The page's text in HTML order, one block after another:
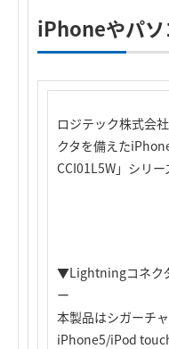
iPhoneやパ
ロジテック株式会
クタを備えた
CCI01L5W」シリー
▼Lightningコネク
ー
本製品はシガーチ
iPhone5/iPod